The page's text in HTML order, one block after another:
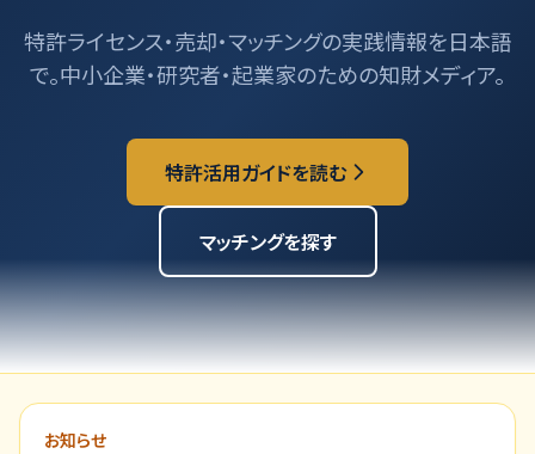
特許ライセンス・売却・マッチングの実践情報を日本語
で。中小企業・研究者・起業家のための知財メディア。
特許活用ガイドを読む
マッチングを探す
お知らせ